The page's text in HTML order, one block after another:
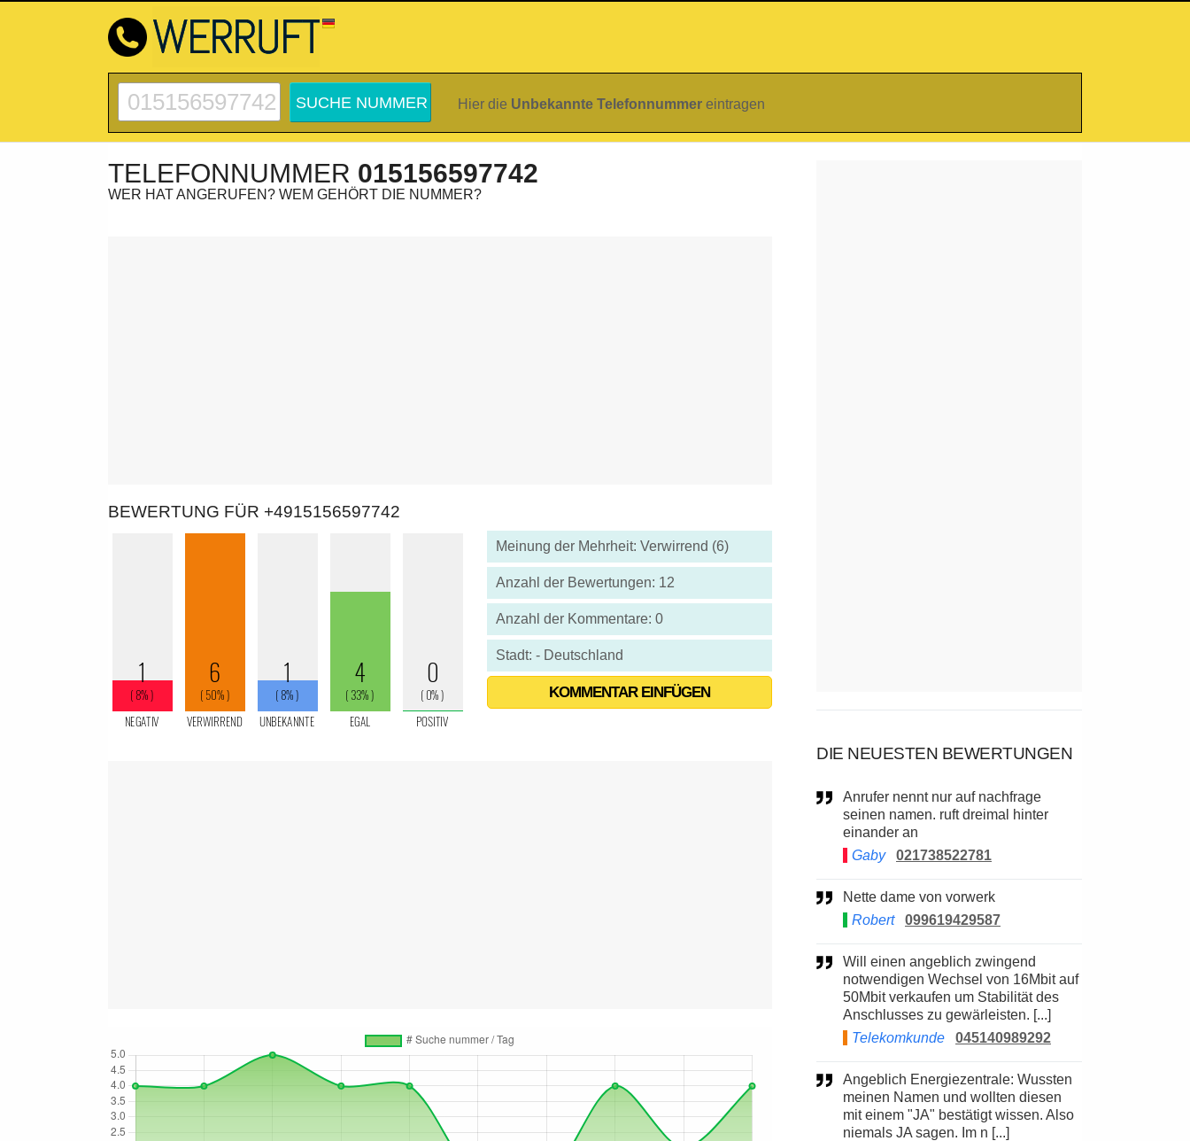
Hier die Unbekannte Telefonnummer eintragen
TELEFONNUMMER 015156597742
WER HAT ANGERUFEN? WEM GEHÖRT DIE NUMMER?
BEWERTUNG FÜR +4915156597742
Meinung der Mehrheit: Verwirrend (6)
Anzahl der Bewertungen: 12
Anzahl der Kommentare: 0
Stadt: - Deutschland
KOMMENTAR EINFÜGEN
DIE NEUESTEN BEWERTUNGEN
Anrufer nennt nur auf nachfrage
seinen namen. ruft dreimal hinter
einander an
Gaby
021738522781
Nette dame von vorwerk
Robert
099619429587
Will einen angeblich zwingend
notwendigen Wechsel von 16Mbit auf
50Mbit verkaufen um Stabilität des
Anschlusses zu gewärleisten. [...]
Telekomkunde
045140989292
Angeblich Energiezentrale: Wussten
meinen Namen und wollten diesen
mit einem "JA" bestätigt wissen. Also
niemals JA sagen. Im n [...]